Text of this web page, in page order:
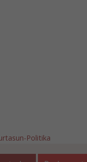
Politika